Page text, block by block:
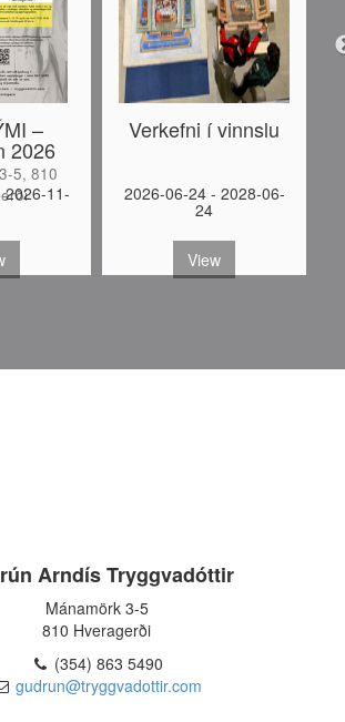
–
2026
5, 810
11-
Verkefni í vinnslu
2026-06-24 - 2028-06-
24
View
Arndís Tryggvadóttir
Mánamörk 3-5
810 Hveragerði
(354) 863 5490
gudrun@tryggvadottir.com